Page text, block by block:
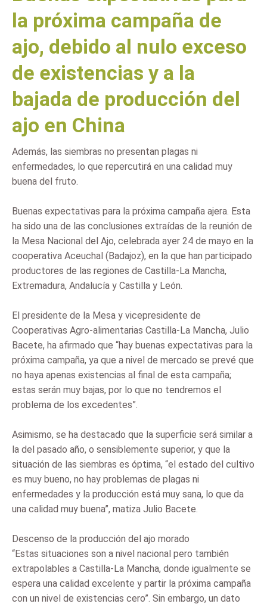
la próxima campaña de
ajo, debido al nulo exceso
de existencias y a la
bajada de producción del
ajo en China
Además, las siembras no presentan plagas ni
enfermedades, lo que repercutirá en una calidad muy
buena del fruto.
Buenas expectativas para la próxima campaña ajera. Esta
ha sido una de las conclusiones extraídas de la reunión de
la Mesa Nacional del Ajo, celebrada ayer 24 de mayo en la
cooperativa Aceuchal (Badajoz), en la que han participado
productores de las regiones de Castilla-La Mancha,
Extremadura, Andalucía y Castilla y León.
El presidente de la Mesa y vicepresidente de
Cooperativas Agro-alimentarias Castilla-La Mancha, Julio
Bacete, ha afirmado que “hay buenas expectativas para la
próxima campaña, ya que a nivel de mercado se prevé que
no haya apenas existencias al final de esta campaña;
estas serán muy bajas, por lo que no tendremos el
problema de los excedentes”.
Asimismo, se ha destacado que la superficie será similar a
la del pasado año, o sensiblemente superior, y que la
situación de las siembras es óptima, “el estado del cultivo
es muy bueno, no hay problemas de plagas ni
enfermedades y la producción está muy sana, lo que da
una calidad muy buena”, matiza Julio Bacete.
Descenso de la producción del ajo morado
“Estas situaciones son a nivel nacional pero también
extrapolables a Castilla-La Mancha, donde igualmente se
espera una calidad excelente y partir la próxima campaña
con un nivel de existencias cero”. Sin embargo, un dato